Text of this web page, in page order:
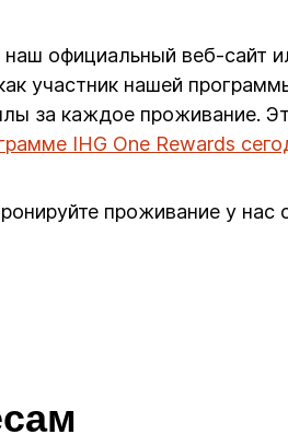
наш официальный веб-сайт
участник нашей
за каждое проживание.
IHG One Rewards
проживание у нас